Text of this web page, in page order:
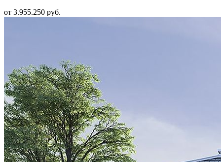
от 3.955.250 руб.